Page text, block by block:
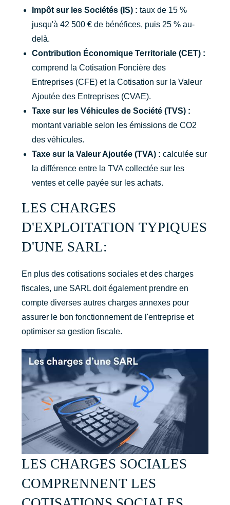
Impôt sur les Sociétés (IS) : taux de 15 %
jusqu'à 42 500 € de bénéfices, puis 25 % au-
delà.
Contribution Économique Territoriale (CET) :
comprend la Cotisation Foncière des
Entreprises (CFE) et la Cotisation sur la Valeur
Ajoutée des Entreprises (CVAE).
Taxe sur les Véhicules de Société (TVS) :
montant variable selon les émissions de CO2
des véhicules.
Taxe sur la Valeur Ajoutée (TVA) : calculée sur
la différence entre la TVA collectée sur les
ventes et celle payée sur les achats.
LES CHARGES
D'EXPLOITATION TYPIQUES
D'UNE SARL:
En plus des cotisations sociales et des charges
fiscales, une SARL doit également prendre en
compte diverses autres charges annexes pour
assurer le bon fonctionnement de l'entreprise et
optimiser sa gestion fiscale.
LES CHARGES SOCIALES
COMPRENNENT LES